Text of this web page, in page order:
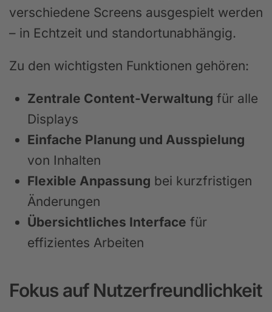
verschiedene Screens ausgespielt werden
– in Echtzeit und standortunabhängig.
Zu den wichtigsten Funktionen gehören:
Zentrale Content-Verwaltung für alle
Displays
Einfache Planung und Ausspielung
von Inhalten
Flexible Anpassung bei kurzfristigen
Änderungen
Übersichtliches Interface für
effizientes Arbeiten
Fokus auf Nutzerfreundlichkeit